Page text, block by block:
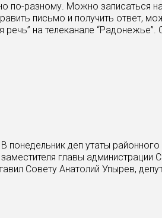
по-разному. Можно записаться
письмо и получить ответ,
на телеканале “Радонежье”.
деп утаты
главы администрации
Совету Анатолий Упырев,
Персианову